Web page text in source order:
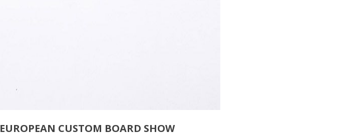
EUROPEAN CUSTOM BOARD SHOW